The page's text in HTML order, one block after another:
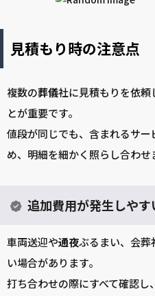
見積もり時の注意点
複数の葬儀社に見積もりを依頼
とが重要です。
値段が同じでも、含まれるサ
め、明細を細かく照らし合わせ
追加費用が発生しやす
車両送迎や通夜ぶるまい、会葬
い場合があります。
打ち合わせの際にすべて確認